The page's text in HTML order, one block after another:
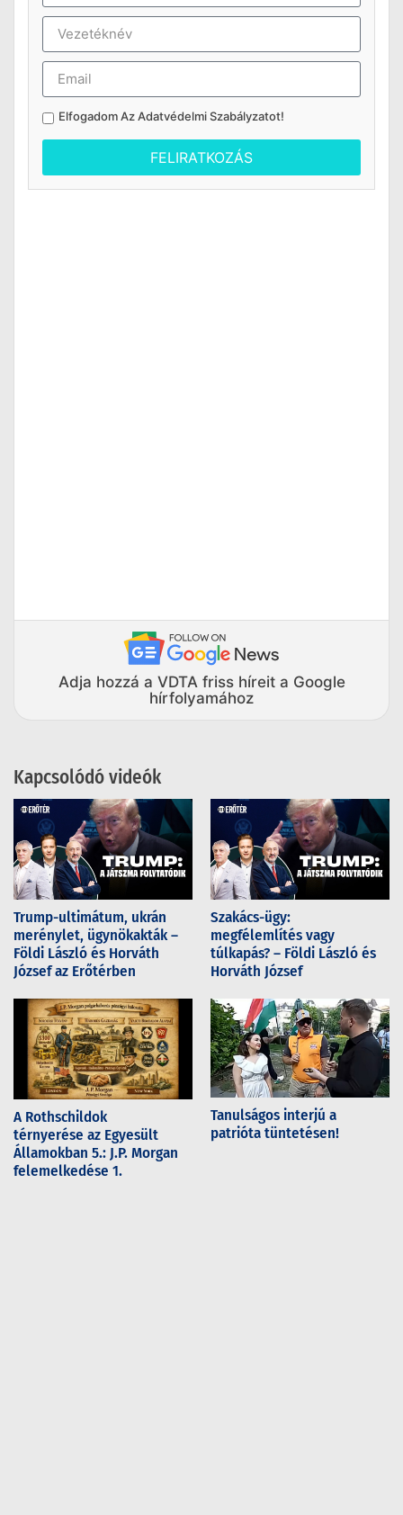
Elfogadom AzAdatvédelmi Szabályzatot!
FELIRATKOZÁS
Adja hozzá a VDTA friss híreit a Google
hírfolyamához
Kapcsolódó videók
Trump-ultimátum, ukrán
merénylet, ügynökakták –
Földi László és Horváth
József az Erőtérben
Szakács-ügy:
megfélemlítés vagy
túlkapás? – Földi László és
Horváth József
A Rothschildok
térnyerése az Egyesült
Államokban 5.: J.P. Morgan
felemelkedése 1.
Tanulságos interjú a
patrióta tüntetésen!